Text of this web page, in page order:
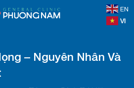
EN
VI
– Nguyên Nhân Và